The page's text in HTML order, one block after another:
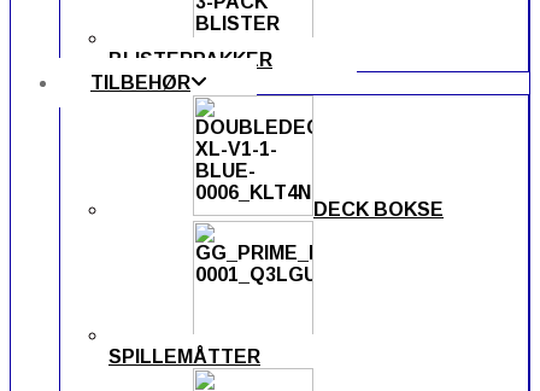
BLISTERPAKKER
TILBEHØR
DECK BOKSE
SPILLEMÅTTER